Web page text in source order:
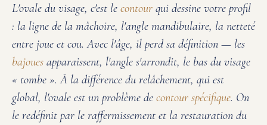
L'ovale du visage, c'est le contour qui dessine votre profil
: la ligne de la mâchoire, l'angle mandibulaire, la netteté
entre joue et cou. Avec l'âge, il perd sa définition — les
bajoues apparaissent, l'angle s'arrondit, le bas du visage
« tombe ». À la différence du relâchement, qui est
global, l'ovale est un problème de contour spécifique. On
le redéfinit par le raffermissement et la restauration du